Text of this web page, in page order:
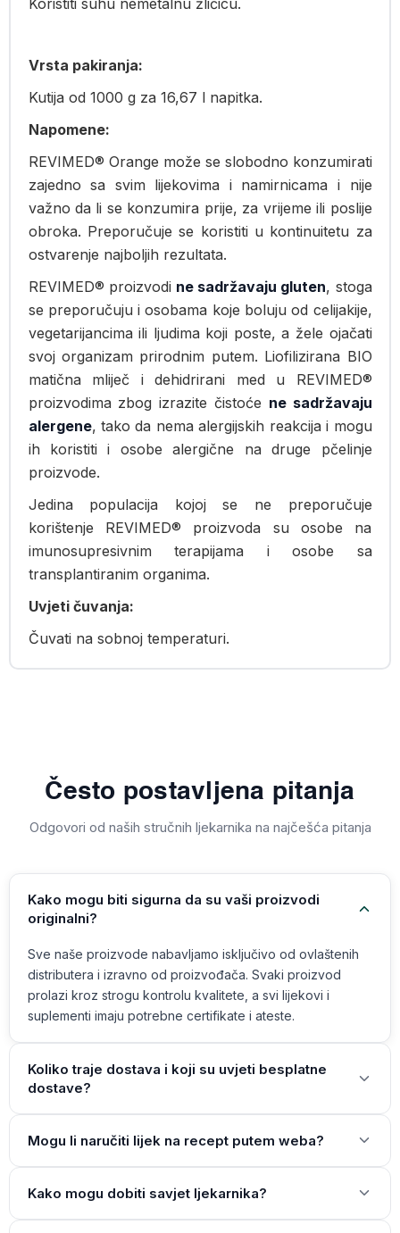
Koristiti suhu nemetalnu žličicu.
Vrsta pakiranja:
Kutija od 1000 g za 16,67 l napitka.
Napomene:
REVIMED® Orange može se slobodno konzumirati
zajedno sa svim lijekovima i namirnicama i nije
važno da li se konzumira prije, za vrijeme ili poslije
obroka. Preporučuje se koristiti u kontinuitetu za
ostvarenje najboljih rezultata.
REVIMED® proizvodi ne sadržavaju gluten, stoga
se preporučuju i osobama koje boluju od celijakije,
vegetarijancima ili ljudima koji poste, a žele ojačati
svoj organizam prirodnim putem. Liofilizirana BIO
matična mliječ i dehidrirani med u REVIMED®
proizvodima zbog izrazite čistoće ne sadržavaju
alergene, tako da nema alergijskih reakcija i mogu
ih koristiti i osobe alergične na druge pčelinje
proizvode.
Jedina populacija kojoj se ne preporučuje
korištenje REVIMED® proizvoda su osobe na
imunosupresivnim terapijama i osobe sa
transplantiranim organima.
Uvjeti čuvanja:
Čuvati na sobnoj temperaturi.
Često postavljena pitanja
Odgovori od naših stručnih ljekarnika na najčešća pitanja
Kako mogu biti sigurna da su vaši proizvodi
originalni?
Sve naše proizvode nabavljamo isključivo od ovlaštenih
distributera i izravno od proizvođača. Svaki proizvod
prolazi kroz strogu kontrolu kvalitete, a svi lijekovi i
suplementi imaju potrebne certifikate i ateste.
Koliko traje dostava i koji su uvjeti besplatne
dostave?
Mogu li naručiti lijek na recept putem weba?
Kako mogu dobiti savjet ljekarnika?